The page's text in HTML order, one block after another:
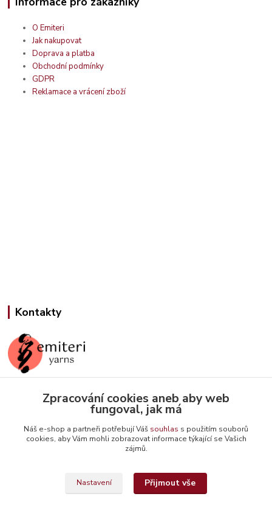
O Emiteri
Jak nakupovat
Doprava a platba
Obchodní podmínky
GDPR
Reklamace a vrácení zboží
Kontakty
Jana Slámová
+420 608 507 824
info@emiteriyarns.cz
Zpracování cookies aneb aby web
fungoval, jak má
Náš e-shop a partneři potřebují Váš souhlas s použitím souborů
cookies, aby Vám mohli zobrazovat informace týkající se Vašich
zájmů.
Nastavení Přijmout vše